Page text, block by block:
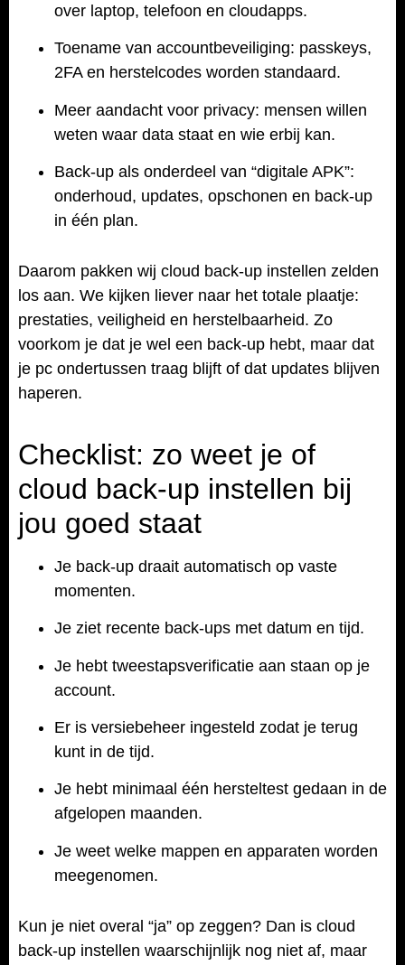
over laptop, telefoon en cloudapps.
Toename van accountbeveiliging: passkeys,
2FA en herstelcodes worden standaard.
Meer aandacht voor privacy: mensen willen
weten waar data staat en wie erbij kan.
Back-up als onderdeel van “digitale APK”:
onderhoud, updates, opschonen en back-up
in één plan.
Daarom pakken wij cloud back-up instellen zelden
los aan. We kijken liever naar het totale plaatje:
prestaties, veiligheid en herstelbaarheid. Zo
voorkom je dat je wel een back-up hebt, maar dat
je pc ondertussen traag blijft of dat updates blijven
haperen.
Checklist: zo weet je of
cloud back-up instellen bij
jou goed staat
Je back-up draait automatisch op vaste
momenten.
Je ziet recente back-ups met datum en tijd.
Je hebt tweestapsverificatie aan staan op je
account.
Er is versiebeheer ingesteld zodat je terug
kunt in de tijd.
Je hebt minimaal één hersteltest gedaan in de
afgelopen maanden.
Je weet welke mappen en apparaten worden
meegenomen.
Kun je niet overal “ja” op zeggen? Dan is cloud
back-up instellen waarschijnlijk nog niet af, maar